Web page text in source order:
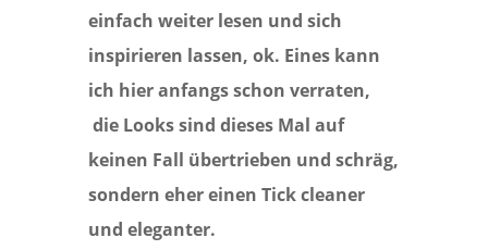
einfach weiter lesen und sich
inspirieren lassen, ok. Eines kann
ich hier anfangs schon verraten,
die Looks sind dieses Mal auf
keinen Fall übertrieben und schräg,
sondern eher einen Tick cleaner
und eleganter.